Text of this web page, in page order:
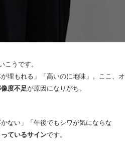
こうです。
埋もれる」「高いのに地味」。ここ、オ
度不足が原因になりがち。
ない」「午後でもシワが気にならな
ているサインです。